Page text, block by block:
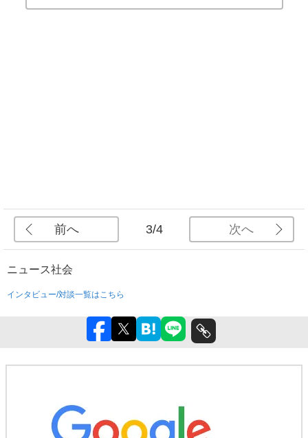
前へ 3/4 次へ
ニュース社会
インタビュー/対談一覧はこちら